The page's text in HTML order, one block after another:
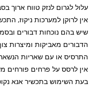
עלול לגרום לנזק טווח ארוך
אין לרוקן למערכות ניקוז,
שיש בהם נוכחות דבורים
הדבורים מאביקות ומיצרות
התרסיס או עם שאריות
אין לרסס על פרחים פורחים
בעת השימוש בתכשיר אנא